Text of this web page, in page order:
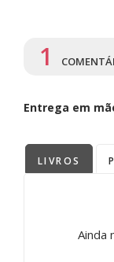
1
Entrega em
LIVROS
Ainda